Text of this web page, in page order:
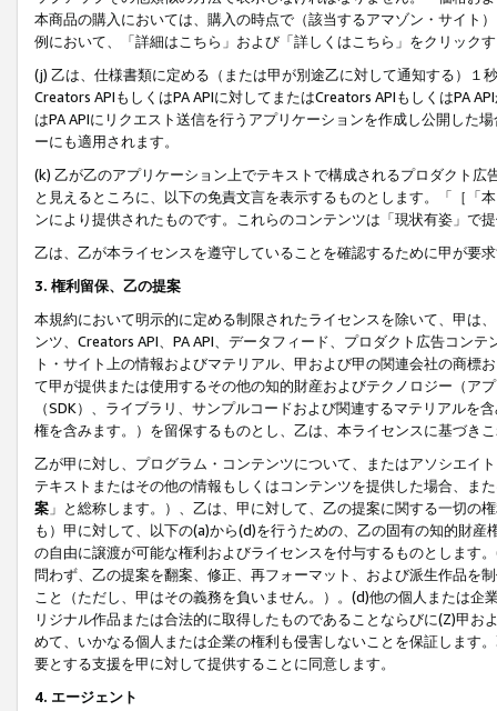
本商品の購入においては、購入の時点で（該当するアマゾン・サイト
例において、「詳細はこちら」および「詳しくはこちら」をクリック
(j) 乙は、仕様書類に定める（または甲が別途乙に対して通知する）
Creators APIもしくはPA APIに対してまたはCreators APIもしくはPA
はPA APIにリクエスト送信を行うアプリケーションを作成し公開した
ーにも適用されます。
(k) 乙が乙のアプリケーション上でテキストで構成されるプロダクト
と見えるところに、以下の免責文言を表示するものとします。「［「
ンにより提供されたものです。これらのコンテンツは「現状有姿」で
乙は、乙が本ライセンスを遵守していることを確認するために甲が要
3. 権利留保、乙の提案
本規約において明示的に定める制限されたライセンスを除いて、甲は
ンツ、Creators API、PA API、データフィード、プロダクト広告コン
ト・サイト上の情報およびマテリアル、甲および甲の関連会社の商
て甲が提供または使用するその他の知的財産およびテクノロジー（ア
（SDK）、ライブラリ、サンプルコードおよび関連するマテリアル
権を含みます。）を留保するものとし、乙は、本ライセンスに基づき
乙が甲に対し、プログラム・コンテンツについて、またはアソシエイ
テキストまたはその他の情報もしくはコンテンツを提供した場合、ま
案 」と総称します。）、乙は、甲に対して、乙の提案に関する一切
も）甲に対して、以下の(a)から(d)を行うための、乙の固有の知的財
の自由に譲渡が可能な権利およびライセンスを付与するものとします
問わず、乙の提案を翻案、修正、再フォーマット、および派生作品を
こと（ただし、甲はその義務を負いません。）。(d)他の個人または
リジナル作品または合法的に取得したものであることならびに(Z)甲
めて、いかなる個人または企業の権利も侵害しないことを保証します
要とする支援を甲に対して提供することに同意します。
4. エージェント